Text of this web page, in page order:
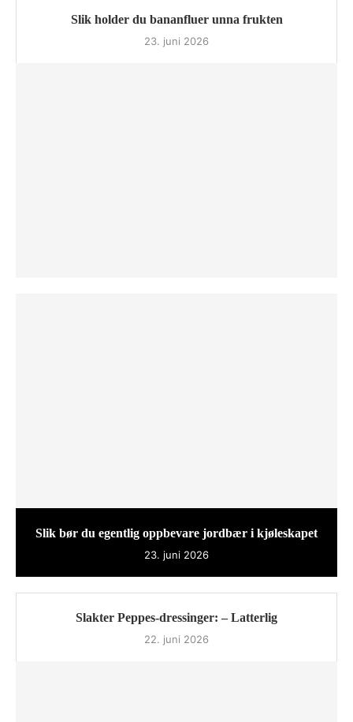
Slik holder du bananfluer unna frukten
23. juni 2026
Slik bør du egentlig oppbevare jordbær i kjøleskapet
23. juni 2026
Slakter Peppes-dressinger: – Latterlig
22. juni 2026